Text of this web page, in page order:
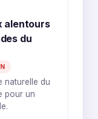
alentours
du
naturelle du
pour un